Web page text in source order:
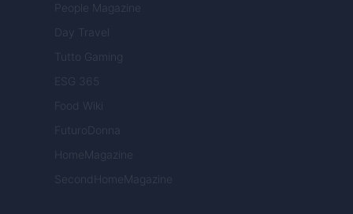
People Magazine
Day Travel
Tutto Gaming
ESG 365
Food Wiki
FuturoDonna
HomeMagazine
SecondHomeMagazine